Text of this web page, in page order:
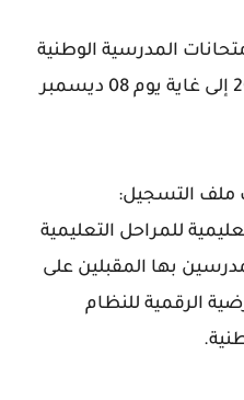
المدرسية الوطنية
ابتداء من يوم 06 نوفمبر 2022 إلى غاية يوم 08 ديسمبر
ملف التسجيل:
للمراحل التعليمية
بها المقبلين على
الرقمية للنظام